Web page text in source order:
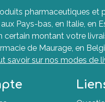
pharmaceutiques et
Pays-bas, en Italie, en
certain montant votre
de Maurage, en
savoir sur nos modes de